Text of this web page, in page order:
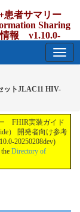
患者サマリー
Sharing
情報 v1.10.0-
ットJLAC11 HIV-
FHIR実装ガイド
） 開発者向け参考
20250208dev)
Directory of